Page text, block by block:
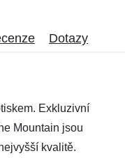
Dotazy
Exkluzivní
Mountain jsou
kvalitě.